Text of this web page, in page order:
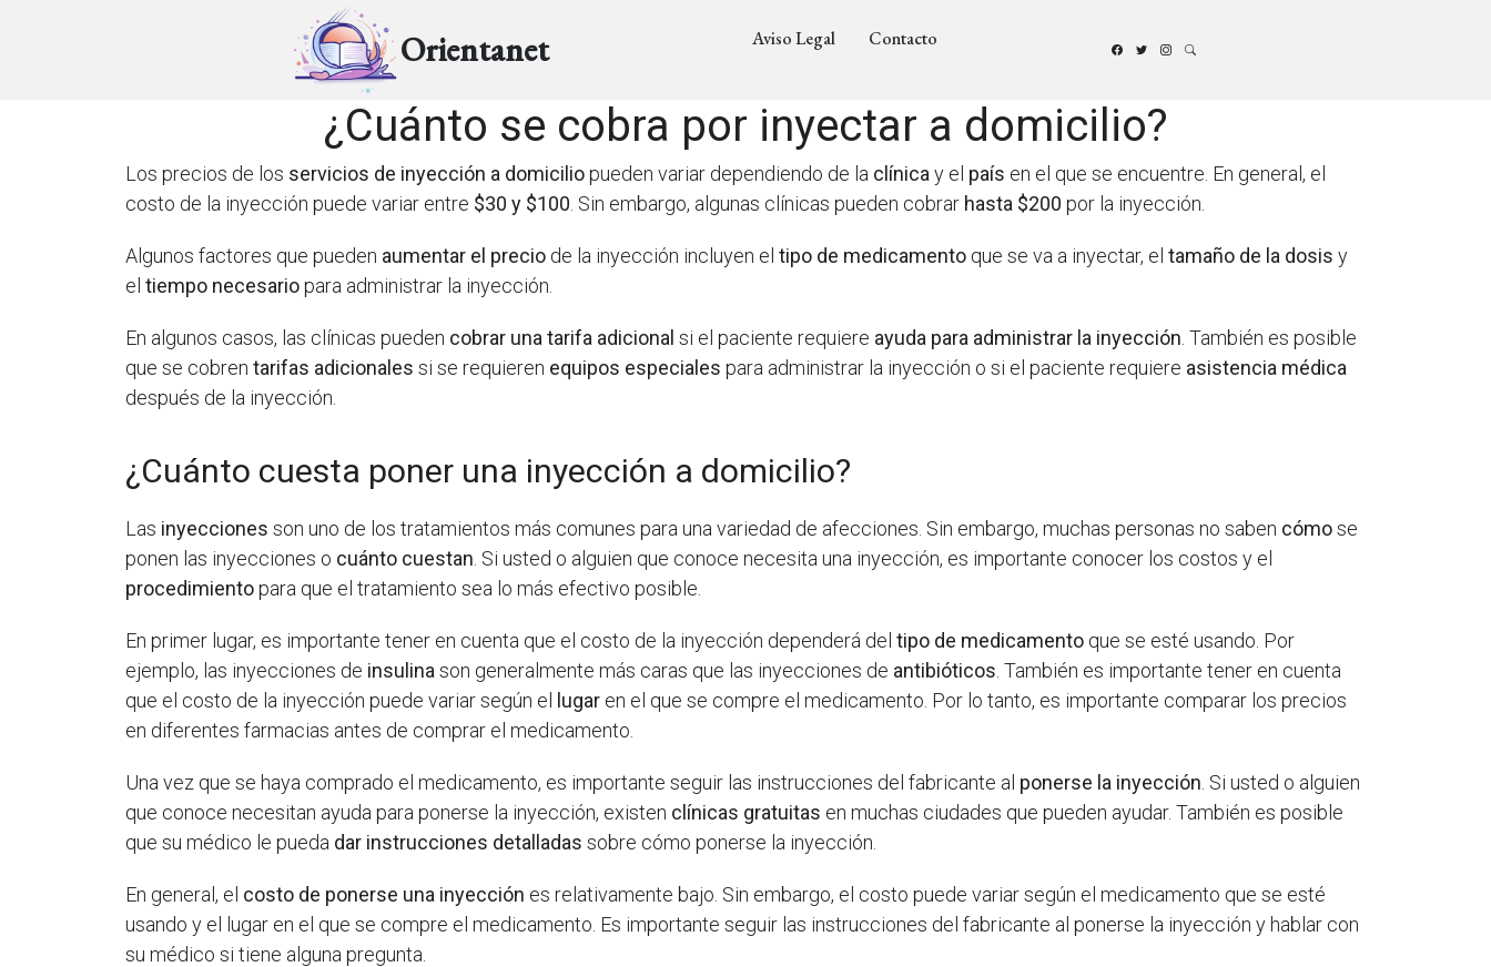
Orientanet Aviso Legal Contacto
¿Cuánto se cobra por inyectar a domicilio?
Los precios de los servicios de inyección a domiciliopueden variar dependiendo de la clínica y el país en el que se encuentre. En general, el
costo de la inyección puede variar entre $30 y $100 . Sin embargo, algunas clínicas pueden cobrar hasta $200 por la inyección.
Algunos factores que pueden aumentar el precio de la inyección incluyen eltipo de medicamento que se va a inyectar, eltamaño de la dosis y
eltiempo necesariopara administrar la inyección.
En algunos casos, las clínicas pueden cobrar una tarifa adicional si el paciente requiere ayuda para administrar la inyección . También es posible
que se cobrentarifas adicionales si se requieren equipos especiales para administrar la inyección o si el paciente requiere asistencia médica
después de la inyección.
¿Cuánto cuesta poner una inyección a domicilio?
Las inyecciones son uno de los tratamientos más comunes para una variedad de afecciones. Sin embargo, muchas personas no saben cómose
ponen las inyecciones o cuánto cuestan . Si usted o alguien que conoce necesita una inyección, es importante conocer los costos y el
procedimientopara que el tratamiento sea lo más efectivo posible.
En primer lugar, es importante tener en cuenta que el costo de la inyección dependerá deltipo de medicamento que se esté usando. Por
ejemplo, las inyecciones de insulina son generalmente más caras que las inyecciones de antibióticos . También es importante tener en cuenta
que el costo de la inyección puede variar según el
lugar en el que se compre el medicamento. Por lo tanto, es importante comparar los precios
en diferentes farmacias antes de comprar el medicamento.
Una vez que se haya comprado el medicamento, es importante seguir las instrucciones del fabricante al ponerse la inyección . Si usted o alguien
que conoce necesitan ayuda para ponerse la inyección, existen clínicas gratuitas en muchas ciudades que pueden ayudar. También es posible
que su médico le pueda dar instrucciones detalladas sobre cómo ponerse la inyección.
En general, el costo de ponerse una inyección es relativamente bajo. Sin embargo, el costo puede variar según el medicamento que se esté
usando y el lugar en el que se compre el medicamento. Es importante seguir las instrucciones del fabricante al ponerse la inyección y hablar con
su médico si tiene alguna pregunta.